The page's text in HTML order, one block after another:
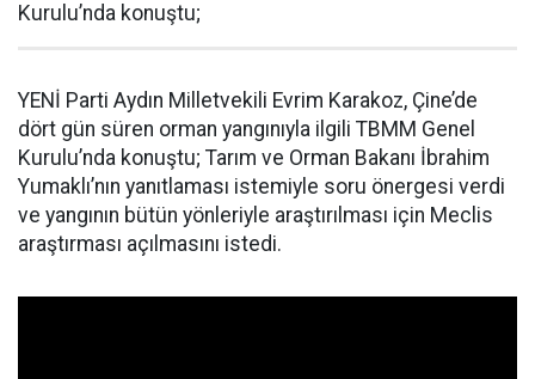
Kurulu’nda konuştu;
YENİ Parti Aydın Milletvekili Evrim Karakoz, Çine’de
dört gün süren orman yangınıyla ilgili TBMM Genel
Kurulu’nda konuştu; Tarım ve Orman Bakanı İbrahim
Yumaklı’nın yanıtlaması istemiyle soru önergesi verdi
ve yangının bütün yönleriyle araştırılması için Meclis
araştırması açılmasını istedi.